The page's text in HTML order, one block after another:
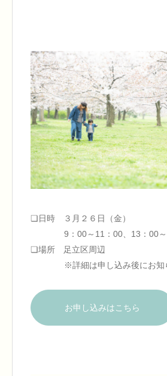
❏日時 ３月２６日（金）
9：00～11：00、13：00～
❏場所 足立区周辺
※詳細は申し込み後にお知ら
お申し込みはこちら